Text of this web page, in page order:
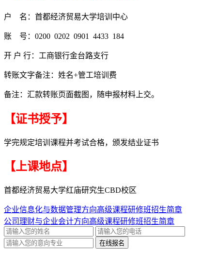
户 名：首都经济贸易大学培训中心
账 号：0200 0202 0901 4433 184
开 户 行：工商银行金台路支行
转账文字备注：姓名+管工培训费
备注：汇款转账页面截图，随申报材料上交。
【证书授予】
学完规定培训课程并考试合格，颁发结业证书
【上课地点】
首都经济贸易大学红庙研究生CBD校区
企业信息化与数据管理方向高级课程研修班招生简章
公司理财与企业会计方向高级课程研修班招生简章